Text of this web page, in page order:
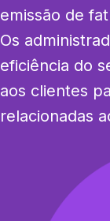
emissão de
Os
eficiência do
aos clientes
relacionadas